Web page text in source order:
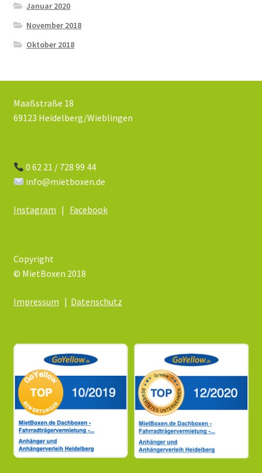
Januar 2020
November 2018
Oktober 2018
Maaßstraße 18
69123 Heidelberg/Wieblingen
0 62 21 / 728 99 44
info@mietboxen.de
Instagram | Facebook
Copyright
© MietBoxen 2018
Impressum | Datenschutz